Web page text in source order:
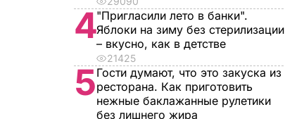
4"Пригласили лето в банки".
Яблоки на зиму без стерилизации
– вкусно, как в детстве
21425
5Гости думают, что это закуска из
ресторана. Как приготовить
нежные баклажанные рулетики
без лишнего жира